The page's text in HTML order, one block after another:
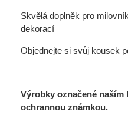
Skvělá doplněk pro
dekorací
Objednejte si svůj kousek
Výrobky označené naším
ochrannou známkou.